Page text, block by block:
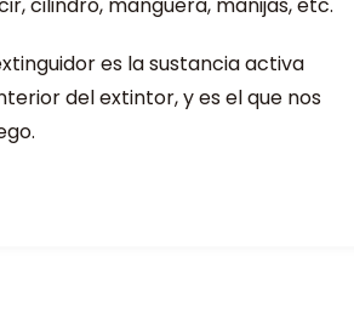
es la sustancia activa
del extintor, y es el que nos